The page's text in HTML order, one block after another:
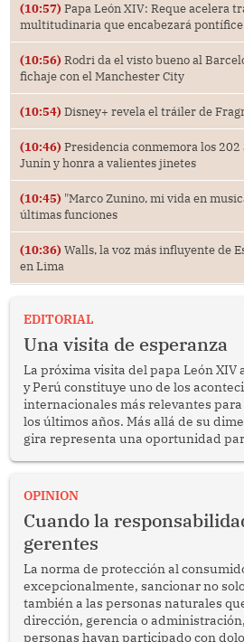
(10:57) Papa León XIV: Reque acelera
multitudinaria que encabezará pontífice
(10:56) Rodri da el visto bueno al
fichaje con el Manchester City
(10:54) Disney+ revela el tráiler de
(10:46) Presidencia conmemora los 202
Junín y honra a valientes jinetes
(10:45) "Marco Zunino, mi vida en
últimas funciones
(10:36) Walls, la voz más influyente de
en Lima
EDITORIAL
Una visita de esperanza
La próxima visita del papa León XIV
y Perú constituye uno de los
internacionales más relevantes
los últimos años. Más allá de su
gira representa una oportunidad
enfrenta desafíos en materia de
OPINION
Cuando la
gerentes
La norma de protección al
excepcionalmente, sancionar no
también a las personas naturales
dirección, gerencia o
personas hayan participado con